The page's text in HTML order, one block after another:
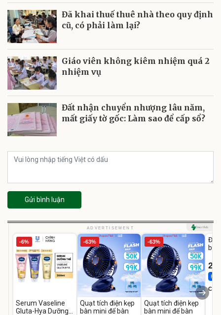
Đã khai thuế thuê nhà theo quy định
cũ, có phải làm lại?
Giáo viên không kiêm nhiệm quá 2
nhiệm vụ
Đất nhận chuyển nhượng lâu năm,
mất giấy tờ gốc: Làm sao để cấp sổ?
Gửi bình luận
ADVERTISEMENT
-6%
Serum Vaseline
Gluta-Hya Dưỡng
-63%
Quạt tích điện kẹp
bàn mini để bàn
-63%
Quạt tích điện kẹp
bàn mini để bàn
Đai
bé
Hot